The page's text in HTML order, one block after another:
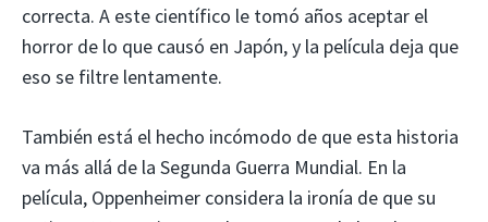
correcta. A este científico le tomó años aceptar el
horror de lo que causó en Japón, y la película deja que
eso se filtre lentamente.
También está el hecho incómodo de que esta historia
va más allá de la Segunda Guerra Mundial. En la
película, Oppenheimer considera la ironía de que su